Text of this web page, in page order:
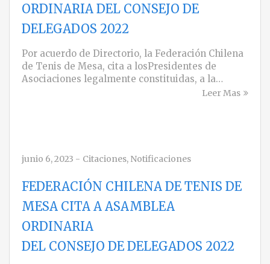
ORDINARIA DEL CONSEJO DE
DELEGADOS 2022
Por acuerdo de Directorio, la Federación Chilena
de Tenis de Mesa, cita a losPresidentes de
Asociaciones legalmente constituidas, a la…
Leer Mas
junio 6, 2023 - Citaciones, Notificaciones
FEDERACIÓN CHILENA DE TENIS DE
MESA CITA A ASAMBLEA
ORDINARIA
DEL CONSEJO DE DELEGADOS 2022